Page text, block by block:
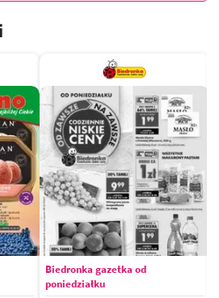
Biedronka gazetka od
poniedziałku